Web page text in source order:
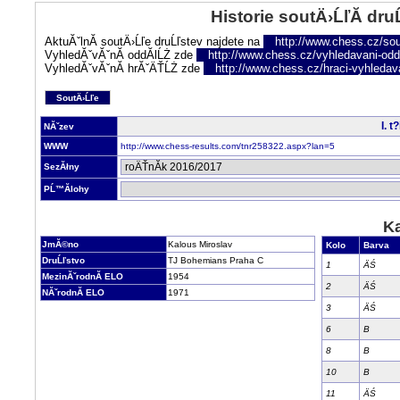
Historie soutÄ›ĹľĂ­
AktuĂˇlnĂ­ soutÄ›Ĺľe druĹľstev najdete na
http://www.chess.cz/
VyhledĂˇvĂˇnĂ­ oddĂ­lĹŻ zde
http://www.chess.cz/vyhledavani-
VyhledĂˇvĂˇnĂ­ hrĂˇÄŤĹŻ zde
http://www.chess.cz/hraci-
SoutÄ›Ĺľe
NĂˇzev I.
WWW http://www.chess-results.com/tnr258322.aspx?lan=5
SezĂłny
PĹ™Ă­lohy
JmĂ©no
Kalous Miroslav
DruĹľstvo
TJ Bohemians Praha C
MezinĂˇrodnĂ­ ELO
1954
NĂˇrodnĂ­ ELO
1971
Kolo
Barva
1
ÄŚ
2 ÄŚ
3 ÄŚ
6 B
8 B
10 B
11 ÄŚ